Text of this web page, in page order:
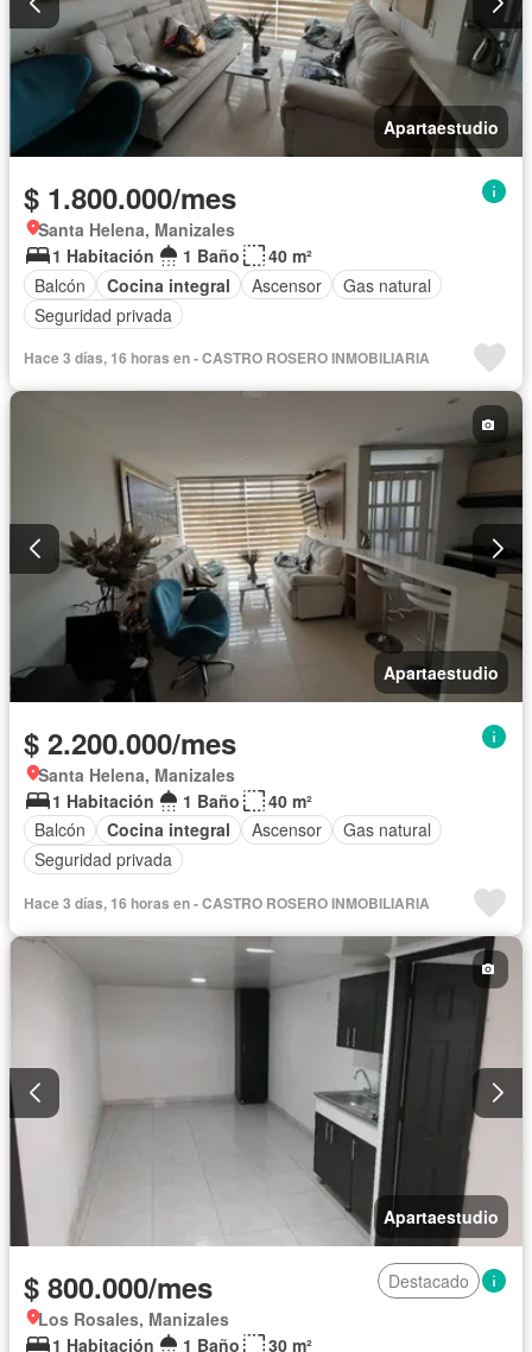
Apartaestudio
$ 1.800.000/mes
Santa Helena, Manizales
1 Habitación
1 Baño
40 m²
Balcón
Cocina integral Ascensor
Gas natural
Seguridad privada
Hace 3 días, 16 horas en - CASTRO ROSERO INMOBILIARIA
Apartaestudio
$ 2.200.000/mes
Santa Helena, Manizales
1 Habitación
1 Baño
40 m²
Balcón
Cocina integral Ascensor
Gas natural
Seguridad privada
Hace 3 días, 16 horas en - CASTRO ROSERO INMOBILIARIA
Apartaestudio
$ 800.000/mes
Destacado
Los Rosales, Manizales
1 Habitación
1 Baño 30 m²